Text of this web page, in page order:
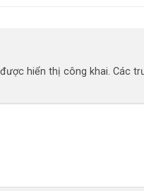
hiển thị công khai. Các